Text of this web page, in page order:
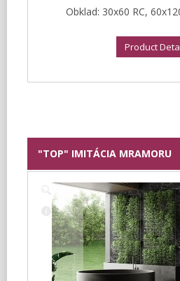
Obklad: 30x60 RC,
Product
"TOP" IMITÁCIA MRAMORU